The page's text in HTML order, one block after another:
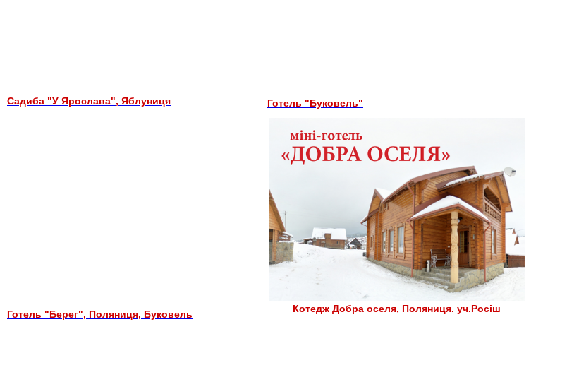
Садиба "У Ярослава", Яблуниця Готель "Буковель"
Готель "Берег", Поляниця, Буковель Котедж Добра оселя, Поляниця. уч.Росіш